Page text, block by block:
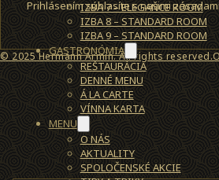
IZBA 7 – ELEGANCE ROOM
IZBA 8 – STANDARD ROOM
IZBA 9 – STANDARD ROOM
GASTRONÓMIA
REŠTAURÁCIA
DENNÉ MENU
Á LA CARTE
VÍNNA KARTA
MENU
O NÁS
AKTUALITY
SPOLOČENSKÉ AKCIE
Prihlásením súhlasíte s našimi
© 2025 Hermann Armin. All rights reserved.